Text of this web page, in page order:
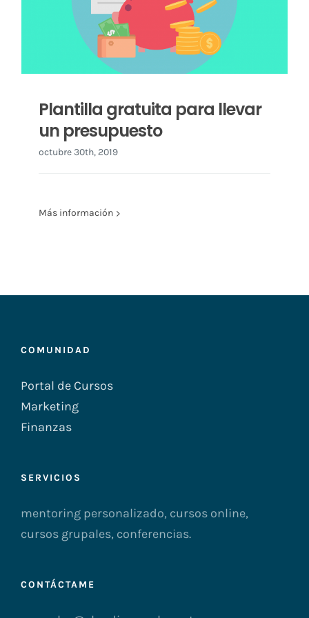
Plantilla gratuita para llevar
un presupuesto
octubre 30th, 2019
Más información
COMUNIDAD
Portal de Cursos
Marketing
Finanzas
SERVICIOS
mentoring personalizado, cursos online,
cursos grupales, conferencias.
CONTÁCTAME